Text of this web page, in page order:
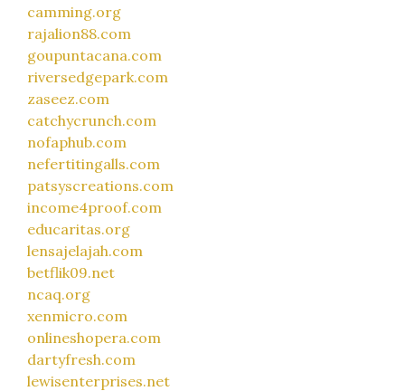
camming.org
rajalion88.com
goupuntacana.com
riversedgepark.com
zaseez.com
catchycrunch.com
nofaphub.com
nefertitingalls.com
patsyscreations.com
income4proof.com
educaritas.org
lensajelajah.com
betflik09.net
ncaq.org
xenmicro.com
onlineshopera.com
dartyfresh.com
lewisenterprises.net